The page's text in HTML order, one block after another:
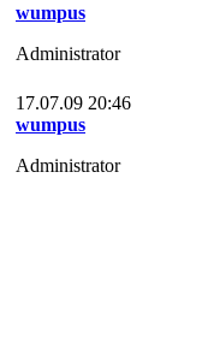
wumpus
Administrator
17.07.09 20:46
wumpus
Administrator